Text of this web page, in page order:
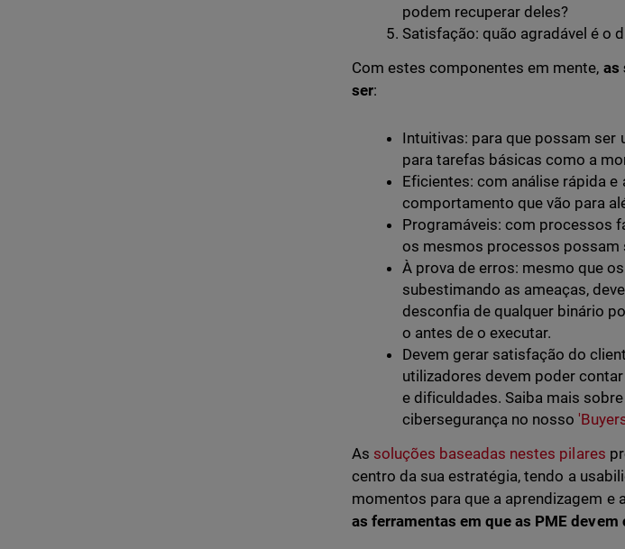
podem recuperar deles?
Satisfação: quão agradável é o
Com estes componentes em mente, as
ser:
Intuitivas: para que possam ser
para tarefas básicas como a
Eficientes: com análise rápida
comportamento que vão para
Programáveis: com processos
os mesmos processos
À prova de erros: mesmo que
subestimando as ameaças,
desconfia de qualquer binário
o antes de o executar.
Devem gerar satisfação do
utilizadores devem poder
e dificuldades. Saiba mais
cibersegurança no nosso
As soluções baseadas nestes pilares
centro da sua estratégia, tendo a
momentos para que a aprendizagem e
as ferramentas em que as PME devem